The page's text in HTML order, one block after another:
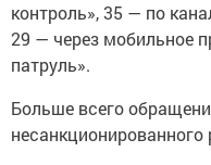
контроль», 35 — по
29 — через мобильное
патруль».
Больше всего